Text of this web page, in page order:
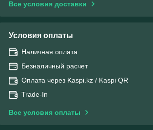
Все условия доставки
Условия оплаты
Наличная оплата
Безналичный расчет
Оплата через Kaspi.kz / Kaspi QR
Trade-In
Все условия оплаты